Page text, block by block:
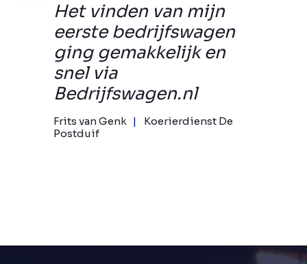
Het vinden van mijn
eerste bedrijfswagen
ging gemakkelijk en
snel via
Bedrijfswagen.nl
Frits van Genk
Koerierdienst De
Postduif